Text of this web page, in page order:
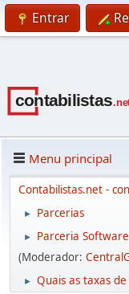
Entrar
Menu principal
Contabilistas.net -
► Parcerias
►
Parceria
(Moderador:
► Quais as taxas